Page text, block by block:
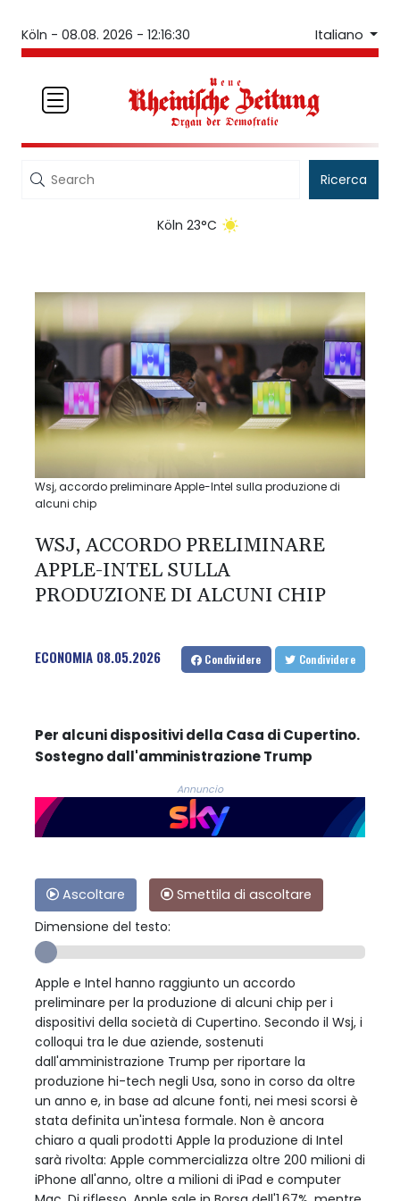
Köln - 08.08. 2026 - 12:16:30 Italiano
Ricerca
Köln 23°C
Wsj, accordo preliminare Apple-Intel sulla produzione di
alcuni chip
WSJ, ACCORDO PRELIMINARE
APPLE-INTEL SULLA
PRODUZIONE DI ALCUNI CHIP
ECONOMIA 08.05.2026 Condividere Condividere
Per alcuni dispositivi della Casa di Cupertino.
Sostegno dall'amministrazione Trump
Annuncio
Ascoltare
Smettila di ascoltare
Dimensione del testo:
Apple e Intel hanno raggiunto un accordo
preliminare per la produzione di alcuni chip per i
dispositivi della società di Cupertino. Secondo il Wsj, i
colloqui tra le due aziende, sostenuti
dall'amministrazione Trump per riportare la
produzione hi-tech negli Usa, sono in corso da oltre
un anno e, in base ad alcune fonti, nei mesi scorsi è
stata definita un'intesa formale. Non è ancora
chiaro a quali prodotti Apple la produzione di Intel
sarà rivolta: Apple commercializza oltre 200 milioni di
iPhone all'anno, oltre a milioni di iPad e computer